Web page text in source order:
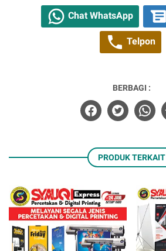
Chat WhatsApp
Telpon
BERBAGI :
PRODUK TERKAIT